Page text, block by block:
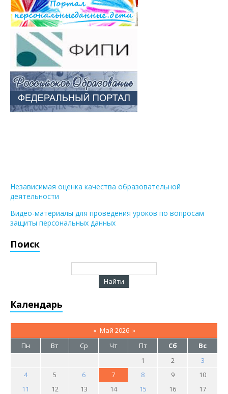
Независимая оценка качества образовательной
деятельности
Видео-материалы для проведения уроков по вопросам
защиты персональных данных
Поиск
Календарь
« Май 2026 »
Пн
Вт Ср Чт Пт Сб
Вс
1
2
3
4
5 6 7 8 9
10
11
12 13 14 15 16
17